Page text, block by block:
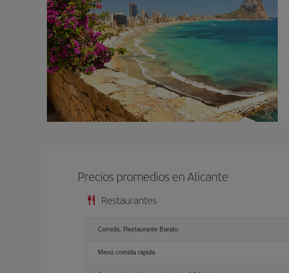
Precios promedios en Alicante
Restaurantes
Comida, Restaurante Barato
Menú comida rápida